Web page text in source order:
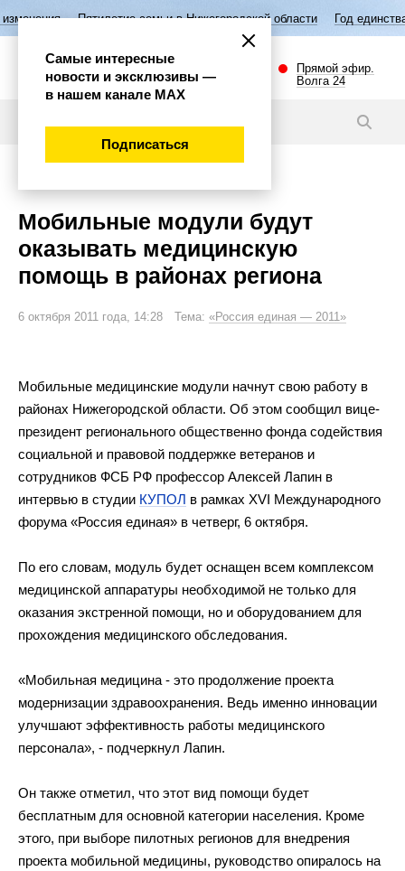
семьи в Нижегородской области Год единства народов
Прямой эфир.
Волга 24
Мобильные модули будут
оказывать медицинскую
помощь в районах региона
6 октября 2011 года, 14:28 Тема: «Россия единая — 2011»
Мобильные медицинские модули начнут свою работу в
районах Нижегородской области. Об этом сообщил вице-
президент регионального общественно фонда содействия
социальной и правовой поддержке ветеранов и
сотрудников ФСБ РФ профессор Алексей Лапин в
интервью в студии КУПОЛ в рамках XVІ Международного
форума «Россия единая» в четверг, 6 октября.
По его словам, модуль будет оснащен всем комплексом
медицинской аппаратуры необходимой не только для
оказания экстренной помощи, но и оборудованием для
прохождения медицинского обследования.
«Мобильная медицина - это продолжение проекта
модернизации здравоохранения. Ведь именно инновации
улучшают эффективность работы медицинского
персонала», - подчеркнул Лапин.
Он также отметил, что этот вид помощи будет
бесплатным для основной категории населения. Кроме
этого, при выборе пилотных регионов для внедрения
проекта мобильной медицины, руководство опиралось на
Самые интересные
новости и эксклюзивы —
в нашем канале МАХ
Подписаться